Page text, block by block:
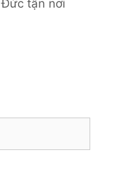
tận nơi